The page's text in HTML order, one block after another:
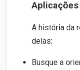
A história da
delas:
Busque a